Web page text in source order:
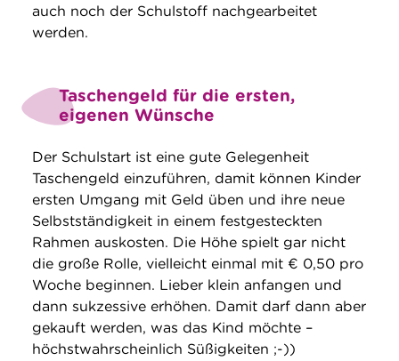
auch noch der Schulstoff nachgearbeitet
werden.
Taschengeld für die ersten,
eigenen Wünsche
Der Schulstart ist eine gute Gelegenheit
Taschengeld einzuführen, damit können Kinder
ersten Umgang mit Geld üben und ihre neue
Selbstständigkeit in einem festgesteckten
Rahmen auskosten. Die Höhe spielt gar nicht
die große Rolle, vielleicht einmal mit € 0,50 pro
Woche beginnen. Lieber klein anfangen und
dann sukzessive erhöhen. Damit darf dann aber
gekauft werden, was das Kind möchte –
höchstwahrscheinlich Süßigkeiten ;-))